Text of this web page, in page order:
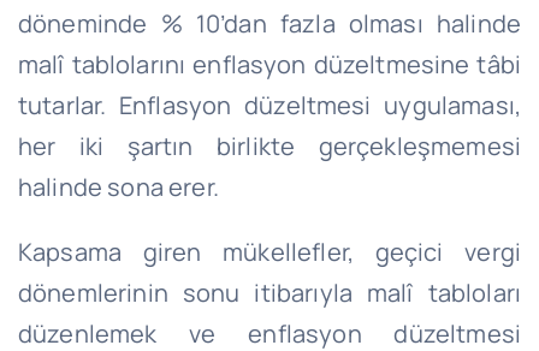
döneminde % 10’dan fazla olması halinde
malî tablolarını enflasyon düzeltmesine tâbi
tutarlar. Enflasyon düzeltmesi uygulaması,
her iki şartın birlikte gerçekleşmemesi
halinde sona erer.
Kapsama giren mükellefler, geçici vergi
dönemlerinin sonu itibarıyla malî tabloları
düzenlemek ve enflasyon düzeltmesi